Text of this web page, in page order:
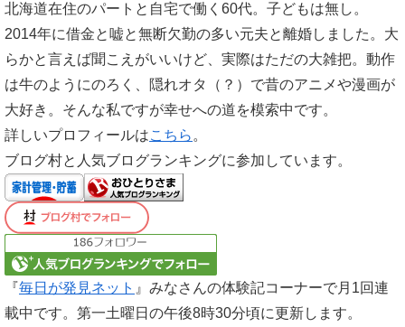
北海道在住のパートと自宅で働く60代。子どもは無し。
2014年に借金と嘘と無断欠勤の多い元夫と離婚しました。大
らかと言えば聞こえがいいけど、実際はただの大雑把。動作
は牛のようにのろく、隠れオタ（？）で昔のアニメや漫画が
大好き。そんな私ですが幸せへの道を模索中です。
詳しいプロフィールはこちら。
ブログ村と人気ブログランキングに参加しています。
『毎日が発見ネット 』みなさんの体験記コーナーで月1回連
載中です。第一土曜日の午後8時30分頃に更新します。